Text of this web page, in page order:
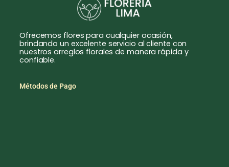
Ofrecemos flores para cualquier ocasión,
brindando un excelente servicio al cliente con
nuestros arreglos florales de manera rápida y
confiable.
Métodos de Pago